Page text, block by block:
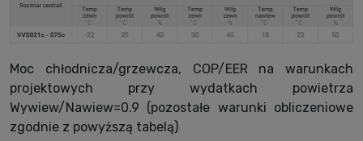
Moc chłodnicza/grzewcza, COP/EER na warunkach
projektowych przy wydatkach powietrza
Wywiew/Nawiew=0.9 (pozostałe warunki obliczeniowe
zgodnie z powyższą tabelą)